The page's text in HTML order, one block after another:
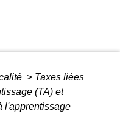
> Taxes liées
(TA) et
l'apprentissage